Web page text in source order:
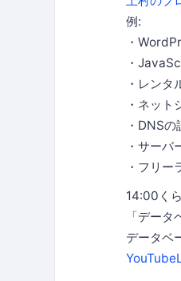
例:
・
・
・レンタ
・ネット
・DNS
・サーバ
・フリー
14:00く
「デー
データベ